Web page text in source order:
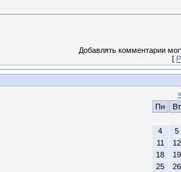
Добавлять комментарии
[
«
Пн
Вт
4
5
11
12
18
19
25
26